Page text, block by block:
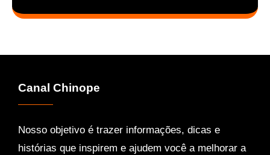
Canal Chinope
Nosso objetivo é trazer informações, dicas e
histórias que inspirem e ajudem você a melhorar a